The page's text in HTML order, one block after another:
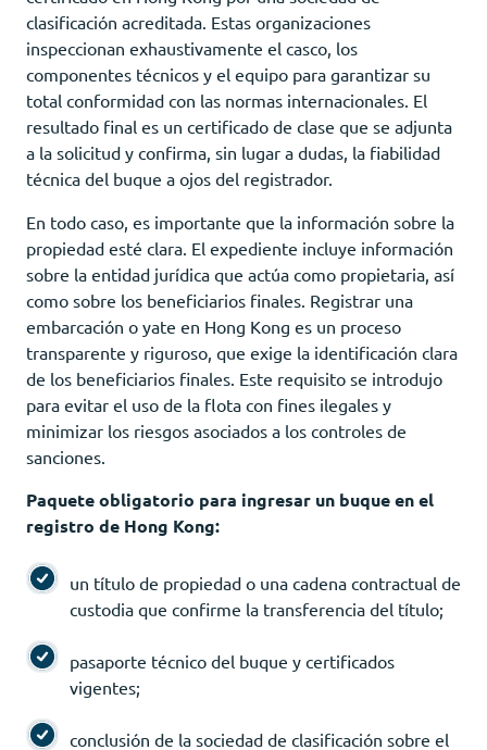
clasificación acreditada. Estas organizaciones
inspeccionan exhaustivamente el casco, los
componentes técnicos y el equipo para garantizar su
total conformidad con las normas internacionales. El
resultado final es un certificado de clase que se adjunta
a la solicitud y confirma, sin lugar a dudas, la fiabilidad
técnica del buque a ojos del registrador.
En todo caso, es importante que la información sobre la
propiedad esté clara. El expediente incluye información
sobre la entidad jurídica que actúa como propietaria, así
como sobre los beneficiarios finales. Registrar una
embarcación o yate en Hong Kong es un proceso
transparente y riguroso, que exige la identificación clara
de los beneficiarios finales. Este requisito se introdujo
para evitar el uso de la flota con fines ilegales y
minimizar los riesgos asociados a los controles de
sanciones.
Paquete obligatorio para ingresar un buque en el
registro de Hong Kong:
un título de propiedad o una cadena contractual de
custodia que confirme la transferencia del título;
pasaporte técnico del buque y certificados
vigentes;
conclusión de la sociedad de clasificación sobre el